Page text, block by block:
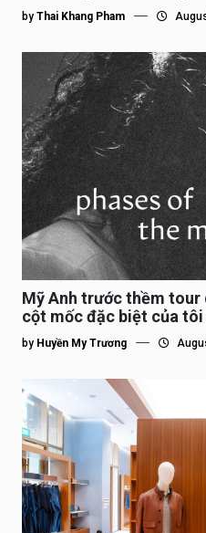
by Thai Khang Pham
Mỹ Anh trước thềm tour
cột mốc đặc biệt của
tế”
by Huyền My Trương